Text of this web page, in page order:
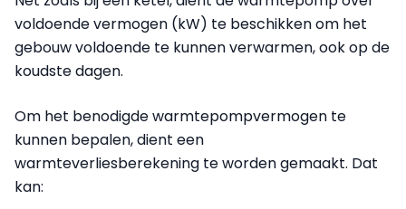
voldoende vermogen (kW) te beschikken om het
gebouw voldoende te kunnen verwarmen, ook op de
koudste dagen.
Om het benodigde warmtepompvermogen te
kunnen bepalen, dient een
warmteverliesberekening te worden gemaakt. Dat
kan: